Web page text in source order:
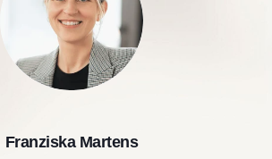
Franziska Martens